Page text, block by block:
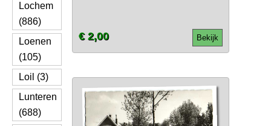
Lochem
(886)
Loenen
(105)
Loil (3)
Lunteren
(688)
Bekijk
€ 2,00